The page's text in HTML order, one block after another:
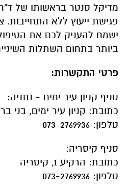
מדיקל סנטר בראשותו של ד"ר
פגישת ייעוץ ללא התחייבות.
ישמח להעניק לכם את
ביותר בתחום השתלות
פרטי התקשרות:
סניף קניון עיר ימים - נתניה:
כתובת: קניון עיר ימים, בני ברמן 2,
טלפון: 073-2769936
סניף קיסריה:
כתובת: הרקיע 1, קיסריה
טלפון: 073-2769936